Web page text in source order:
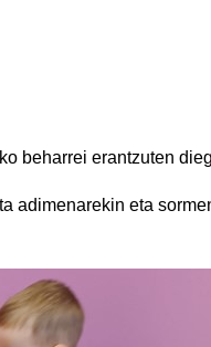
beharrei erantzuten
adimenarekin eta